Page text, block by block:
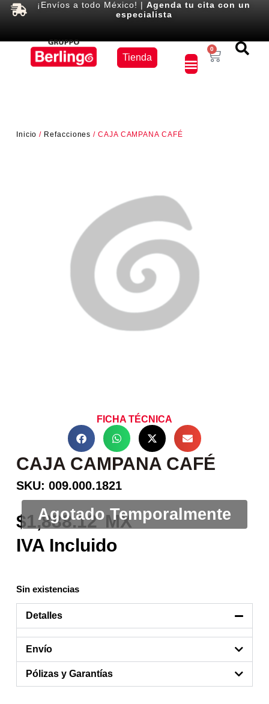
¡Envíos a todo México! |Agenda tu cita con un
especialista
Tienda
0
Inicio / Refacciones / CAJA CAMPANA CAFÉ
FICHA TÉCNICA
CAJA CAMPANA CAFÉ
SKU: 009.000.1821
1,888.12
Sin existencias
Detalles
Envío
Pólizas y Garantías